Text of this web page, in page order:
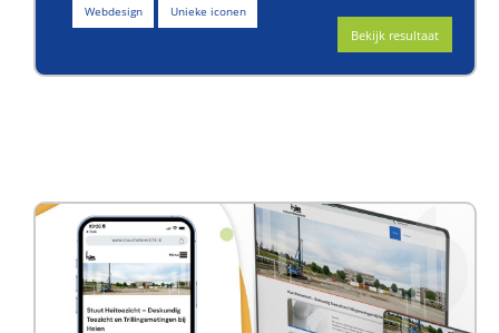
Webdesign Unieke iconen
Bekijk resultaat